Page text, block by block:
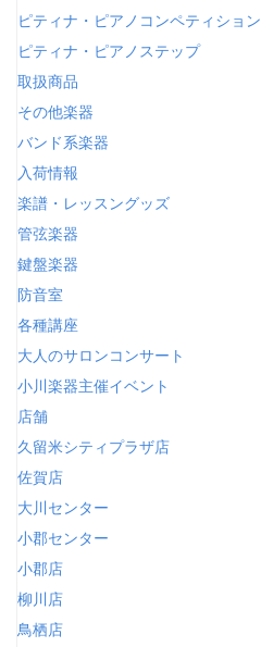
ピティナ・ピアノコンペティション
ピティナ・ピアノステップ
取扱商品
その他楽器
バンド系楽器
入荷情報
楽譜・レッスングッズ
管弦楽器
鍵盤楽器
防音室
各種講座
大人のサロンコンサート
小川楽器主催イベント
店舗
久留米シティプラザ店
佐賀店
大川センター
小郡センター
小郡店
柳川店
鳥栖店